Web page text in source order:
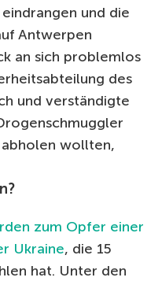
und die
Antwerpen
an sich problemlos
des
und verständigte
wollten,
zum Opfer einer
Ukraine, die 15
hat. Unter den